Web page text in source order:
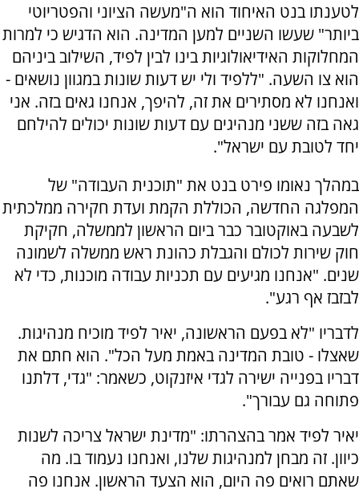
לטענתו בנט האיחוד הוא ה"מעשה הציוני והפטריוטי
ביותר" שעשו השניים למען המדינה. הוא הדגיש כי למרות
המחלוקות האידיאולוגיות בינו לבין לפיד, השילוב ביניהם
הוא צו השעה. "ללפיד ולי יש דעות שונות במגוון נושאים -
ואנחנו לא מסתירים את זה, להיפך, אנחנו גאים בזה. אני
גאה בזה ששני מנהיגים עם דעות שונות יכולים להילחם
יחד לטובת עם ישראל".
במהלך נאומו פירט בנט את "תוכנית העבודה" של
המפלגה החדשה, הכוללת הקמת ועדת חקירה ממלכתית
לשבעה באוקטובר כבר ביום הראשון לממשלה, חקיקת
חוק שירות לכולם והגבלת כהונת ראש ממשלה לשמונה
שנים. "אנחנו מגיעים עם תכניות עבודה מוכנות, כדי לא
לבזבז אף רגע".
לדבריו "לא בפעם הראשונה, יאיר לפיד מוכיח מנהיגות.
שאצלו - טובת המדינה באמת מעל הכל". הוא חתם את
דבריו בפנייה ישירה לגדי איזנקוט, כשאמר: "גדי, דלתנו
פתוחה גם עבורך".
יאיר לפיד אמר בהצהרתו: "מדינת ישראל צריכה לשנות
כיוון. זה מבחן למנהיגות שלנו, ואנחנו נעמוד בו. מה
שאתם רואים פה היום, הוא הצעד הראשון. אנחנו פה